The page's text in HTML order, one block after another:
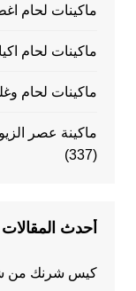
ماكينات لحام
ماكينات لحام
ماكينات لحام
ماكينة عصر الزيوت موديل 811
(337)
أحدث المقالات
كيس شرنك من